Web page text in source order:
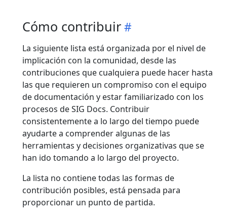
Cómo contribuir
La siguiente lista está organizada por el nivel de
implicación con la comunidad, desde las
contribuciones que cualquiera puede hacer hasta
las que requieren un compromiso con el equipo
de documentación y estar familiarizado con los
procesos de SIG Docs. Contribuir
consistentemente a lo largo del tiempo puede
ayudarte a comprender algunas de las
herramientas y decisiones organizativas que se
han ido tomando a lo largo del proyecto.
La lista no contiene todas las formas de
contribución posibles, está pensada para
proporcionar un punto de partida.